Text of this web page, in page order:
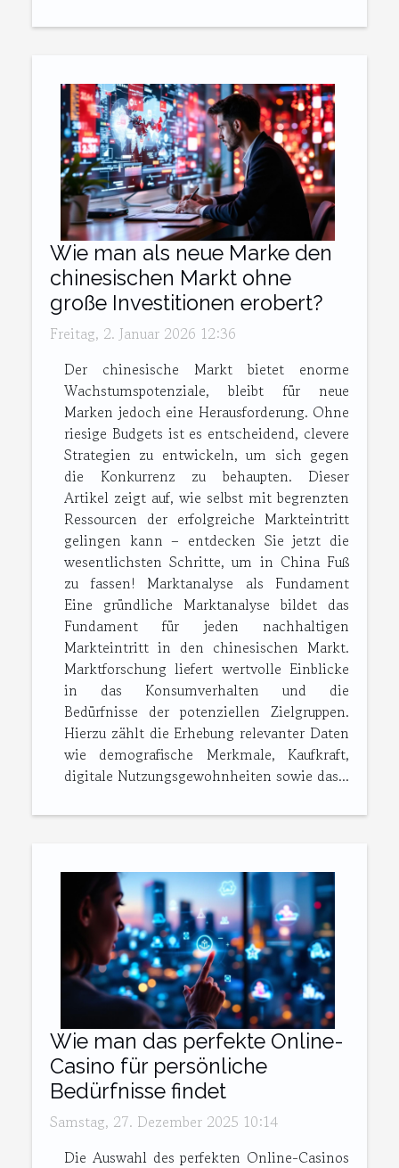
Wie man als neue Marke den
chinesischen Markt ohne
große Investitionen erobert?
Freitag, 2. Januar 2026 12:36
Der chinesische Markt bietet enorme
Wachstumspotenziale, bleibt für neue
Marken jedoch eine Herausforderung. Ohne
riesige Budgets ist es entscheidend, clevere
Strategien zu entwickeln, um sich gegen
die Konkurrenz zu behaupten. Dieser
Artikel zeigt auf, wie selbst mit begrenzten
Ressourcen der erfolgreiche Markteintritt
gelingen kann – entdecken Sie jetzt die
wesentlichsten Schritte, um in China Fuß
zu fassen! Marktanalyse als Fundament
Eine gründliche Marktanalyse bildet das
Fundament für jeden nachhaltigen
Markteintritt in den chinesischen Markt.
Marktforschung liefert wertvolle Einblicke
in das Konsumverhalten und die
Bedürfnisse der potenziellen Zielgruppen.
Hierzu zählt die Erhebung relevanter Daten
wie demografische Merkmale, Kaufkraft,
digitale Nutzungsgewohnheiten sowie das...
Wie man das perfekte Online-
Casino für persönliche
Bedürfnisse findet
Samstag, 27. Dezember 2025 10:14
Die Auswahl des perfekten Online-Casinos